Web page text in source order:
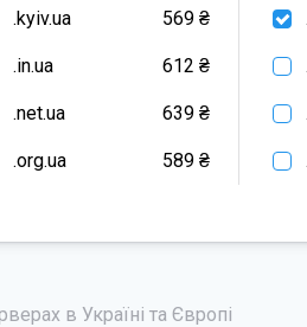
.kyiv.ua 569 ₴
.in.ua 612 ₴
.net.ua 639 ₴
.org.ua 589 ₴
в Україні та Європі